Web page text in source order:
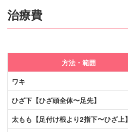
治療費
方法・範囲
ワキ
ひざ下【ひざ頭全体〜足先】
太もも【足付け根より2指下〜ひざ上】